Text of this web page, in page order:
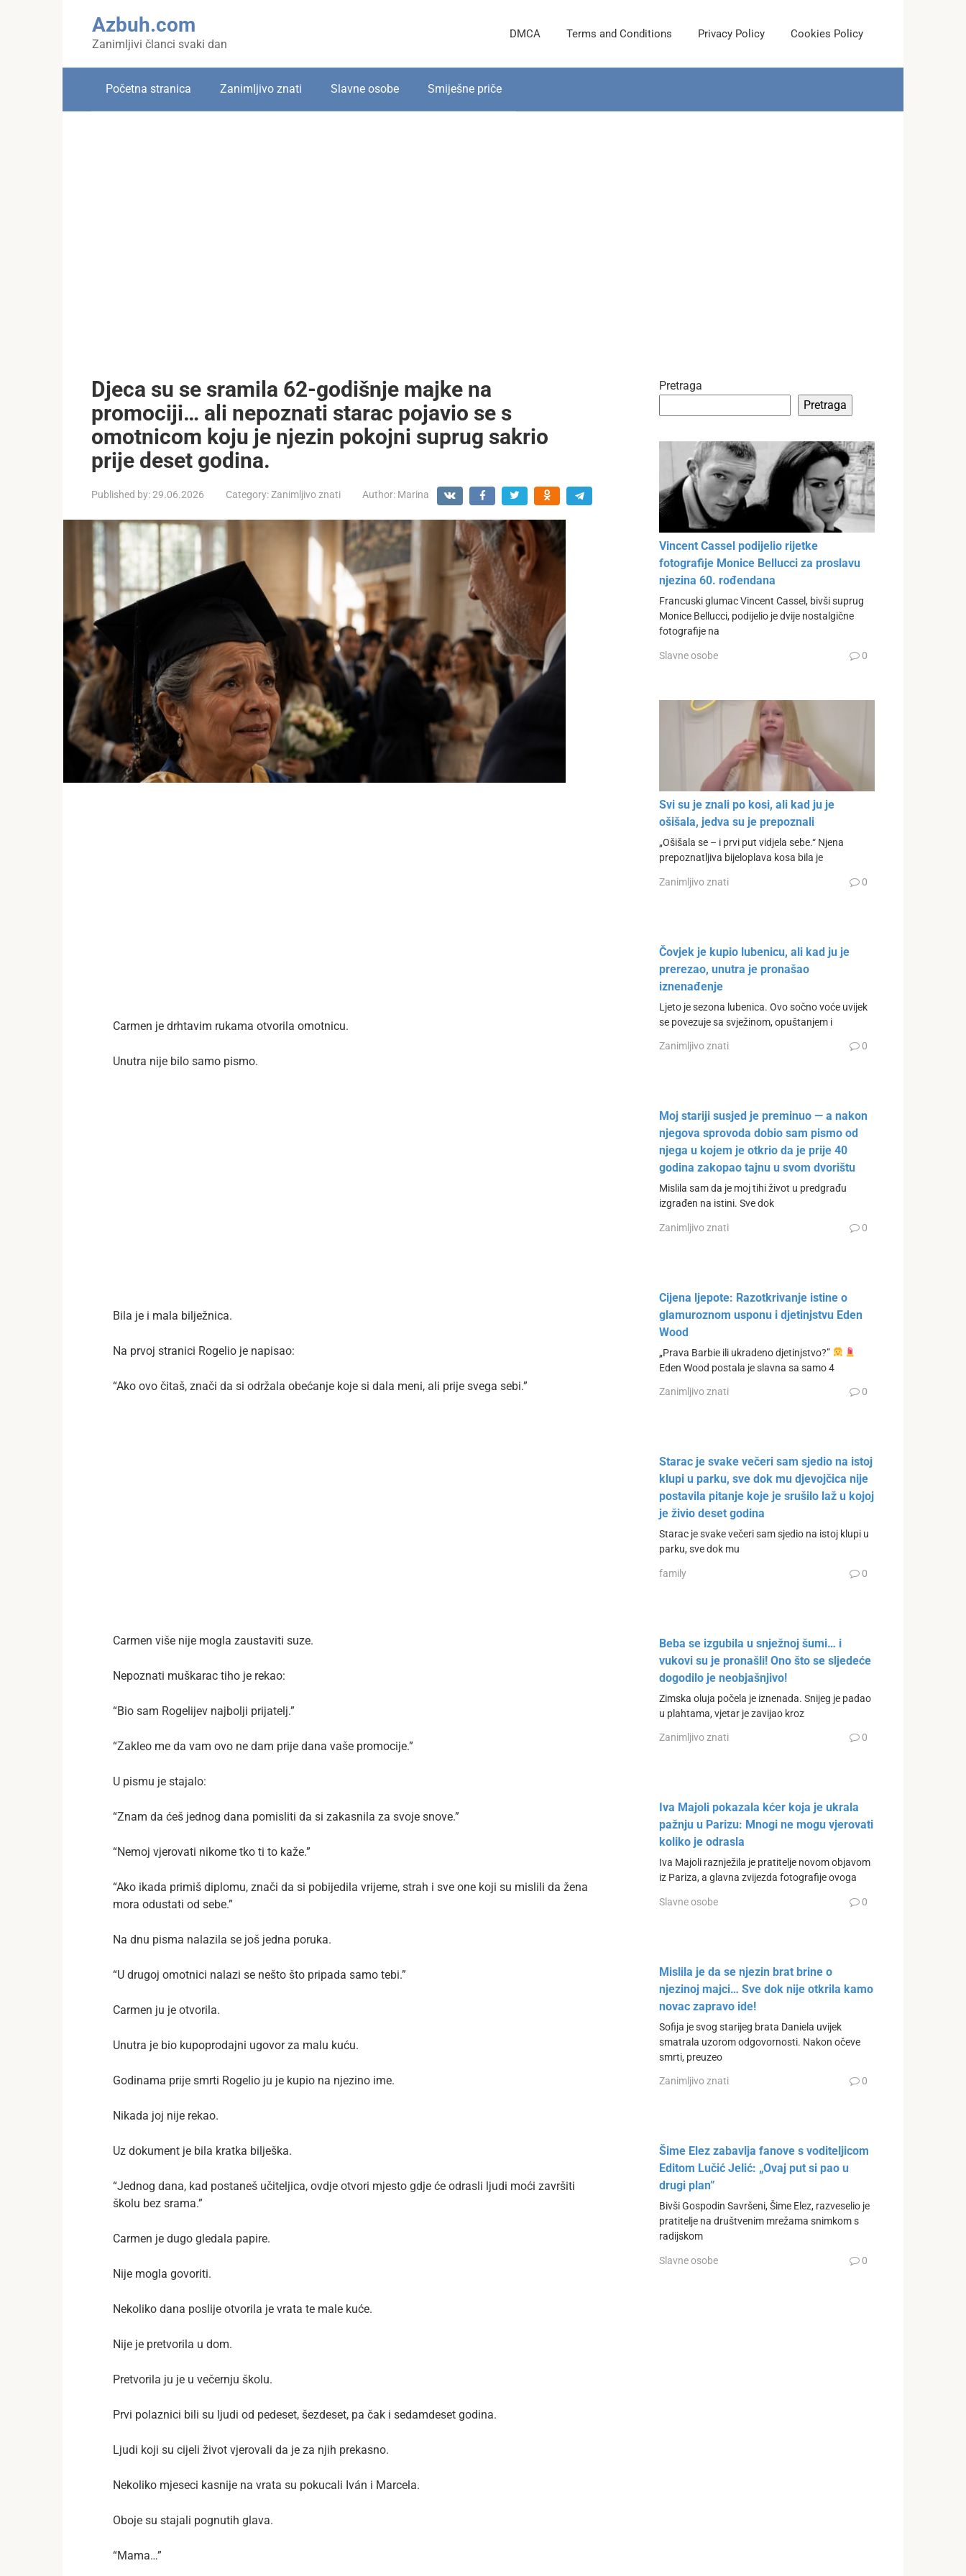
Azbuh.com
Zanimljivi članci svaki dan
DMCA Terms and Conditions Privacy Policy Cookies Policy
Početna stranica Zanimljivo znati Slavne osobe Smiješne priče
Djeca su se sramila 62-godišnje majke na
promociji… ali nepoznati starac pojavio se s
omotnicom koju je njezin pokojni suprug sakrio
prije deset godina.
Published by:29.06.2026 Category:Zanimljivo znati Author: Marina
Carmen je drhtavim rukama otvorila omotnicu.
Unutra nije bilo samo pismo.
Bila je i mala bilježnica.
Na prvoj stranici Rogelio je napisao:
“Ako ovo čitaš, znači da si održala obećanje koje si dala meni, ali prije svega sebi.”
Carmen više nije mogla zaustaviti suze.
Nepoznati muškarac tiho je rekao:
“Bio sam Rogelijev najbolji prijatelj.”
“Zakleo me da vam ovo ne dam prije dana vaše promocije.”
U pismu je stajalo:
“Znam da ćeš jednog dana pomisliti da si zakasnila za svoje snove.”
“Nemoj vjerovati nikome tko ti to kaže.”
“Ako ikada primiš diplomu, znači da si pobijedila vrijeme, strah i sve one koji su mislili da žena
mora odustati od sebe.”
Na dnu pisma nalazila se još jedna poruka.
“U drugoj omotnici nalazi se nešto što pripada samo tebi.”
Carmen ju je otvorila.
Unutra je bio kupoprodajni ugovor za malu kuću.
Godinama prije smrti Rogelio ju je kupio na njezino ime.
Nikada joj nije rekao.
Uz dokument je bila kratka bilješka.
“Jednog dana, kad postaneš učiteljica, ovdje otvori mjesto gdje će odrasli ljudi moći završiti
školu bez srama.”
Carmen je dugo gledala papire.
Nije mogla govoriti.
Nekoliko dana poslije otvorila je vrata te male kuće.
Nije je pretvorila u dom.
Pretvorila ju je u večernju školu.
Prvi polaznici bili su ljudi od pedeset, šezdeset, pa čak i sedamdeset godina.
Ljudi koji su cijeli život vjerovali da je za njih prekasno.
Nekoliko mjeseci kasnije na vrata su pokucali Iván i Marcela.
Oboje su stajali pognutih glava.
“Mama…”
Pretraga
Pretraga
Vincent Cassel podijelio rijetke
fotografije Monice Bellucci za proslavu
njezina 60. rođendana
Francuski glumac Vincent Cassel, bivši suprug
Monice Bellucci, podijelio je dvije nostalgične
fotografije na
Slavne osobe 0
Svi su je znali po kosi, ali kad ju je
ošišala, jedva su je prepoznali
„Ošišala se – i prvi put vidjela sebe.“ Njena
prepoznatljiva bijeloplava kosa bila je
Zanimljivo znati 0
Čovjek je kupio lubenicu, ali kad ju je
prerezao, unutra je pronašao
iznenađenje
Ljeto je sezona lubenica. Ovo sočno voće uvijek
se povezuje sa svježinom, opuštanjem i
Zanimljivo znati 0
Moj stariji susjed je preminuo — a nakon
njegova sprovoda dobio sam pismo od
njega u kojem je otkrio da je prije 40
godina zakopao tajnu u svom dvorištu
Mislila sam da je moj tihi život u predgrađu
izgrađen na istini. Sve dok
Zanimljivo znati 0
Cijena ljepote: Razotkrivanje istine o
glamuroznom usponu i djetinjstvu Eden
Wood
„Prava Barbie ili ukradeno djetinjstvo?”
Eden Wood postala je slavna sa samo 4
Zanimljivo znati 0
Starac je svake večeri sam sjedio na istoj
klupi u parku, sve dok mu djevojčica nije
postavila pitanje koje je srušilo laž u kojoj
je živio deset godina
Starac je svake večeri sam sjedio na istoj klupi u
parku, sve dok mu
family 0
Beba se izgubila u snježnoj šumi… i
vukovi su je pronašli! Ono što se sljedeće
dogodilo je neobjašnjivo!
Zimska oluja počela je iznenada. Snijeg je padao
u plahtama, vjetar je zavijao kroz
Zanimljivo znati 0
Iva Majoli pokazala kćer koja je ukrala
pažnju u Parizu: Mnogi ne mogu vjerovati
koliko je odrasla
Iva Majoli raznježila je pratitelje novom objavom
iz Pariza, a glavna zvijezda fotografije ovoga
Slavne osobe 0
Mislila je da se njezin brat brine o
njezinoj majci… Sve dok nije otkrila kamo
novac zapravo ide!
Sofija je svog starijeg brata Daniela uvijek
smatrala uzorom odgovornosti. Nakon očeve
smrti, preuzeo
Zanimljivo znati 0
Šime Elez zabavlja fanove s voditeljicom
Editom Lučić Jelić: „Ovaj put si pao u
drugi plan”
Bivši Gospodin Savršeni, Šime Elez, razveselio je
pratitelje na društvenim mrežama snimkom s
radijskom
Slavne osobe 0